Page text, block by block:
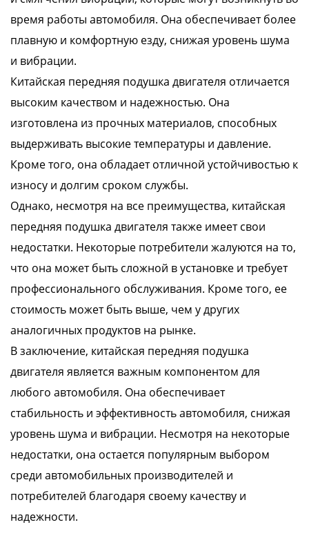
время работы автомобиля. Она обеспечивает более
плавную и комфортную езду, снижая уровень шума
и вибрации.
Китайская передняя подушка двигателя отличается
высоким качеством и надежностью. Она
изготовлена из прочных материалов, способных
выдерживать высокие температуры и давление.
Кроме того, она обладает отличной устойчивостью к
износу и долгим сроком службы.
Однако, несмотря на все преимущества, китайская
передняя подушка двигателя также имеет свои
недостатки. Некоторые потребители жалуются на то,
что она может быть сложной в установке и требует
профессионального обслуживания. Кроме того, ее
стоимость может быть выше, чем у других
аналогичных продуктов на рынке.
В заключение, китайская передняя подушка
двигателя является важным компонентом для
любого автомобиля. Она обеспечивает
стабильность и эффективность автомобиля, снижая
уровень шума и вибрации. Несмотря на некоторые
недостатки, она остается популярным выбором
среди автомобильных производителей и
потребителей благодаря своему качеству и
надежности.